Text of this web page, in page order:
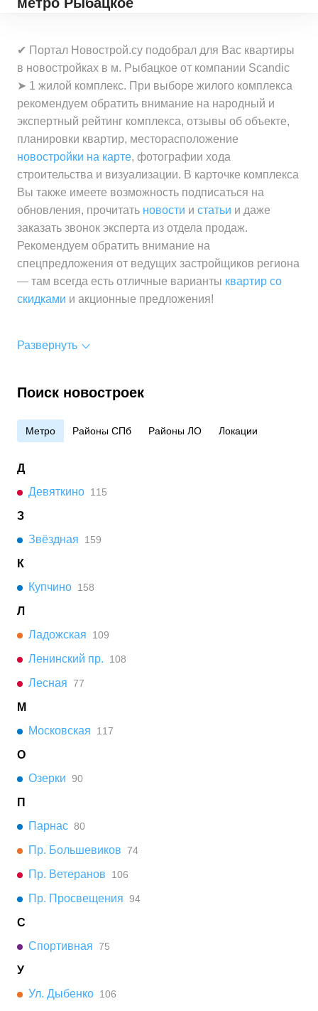
✔ Портал Новострой.су подобрал для Вас квартиры
в новостройках в м. Рыбацкое от компании Scandic
➤ 1 жилой комплекс. При выборе жилого комплекса
рекомендуем обратить внимание на народный и
экспертный рейтинг комплекса, отзывы об объекте,
планировки квартир, месторасположение
новостройки на карте, фотографии хода
строительства и визуализации. В карточке комплекса
Вы также имеете возможность подписаться на
обновления, прочитать новости и статьи и даже
заказать звонок эксперта из отдела продаж.
Рекомендуем обратить внимание на
спецпредложения от ведущих застройщиков региона
— там всегда есть отличные варианты квартир со
скидками и акционные предложения!
Развернуть
Поиск новостроек
Метро Районы СПб Районы ЛО Локации
Д
Девяткино 115
З
Звёздная
159
К
Купчино 158
Л
Ладожская
109
Ленинский пр. 108
Лесная 77
М
Московская
117
О
Озерки 90
П
Парнас 80
Пр. Большевиков 74
Пр. Ветеранов 106
Пр. Просвещения 94
С
Спортивная 75
У
Ул. Дыбенко 106